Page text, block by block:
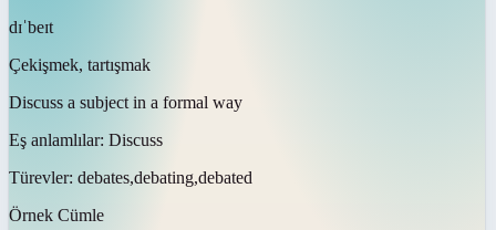
dɪˈbeɪt
Çekişmek, tartışmak
Discuss a subject in a formal way
Eş anlamlılar: Discuss
Türevler: debates,debating,debated
Örnek Cümle